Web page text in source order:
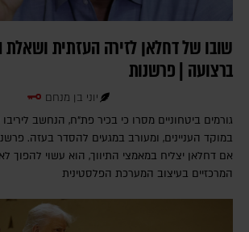
שובו של דחלאן לזירה העזתית
ברצועה | פרשנות
יוני בן מנחם
גורמים ביטחוניים מסרו כי בכיר פת"ח, הנחשב
במוקד העניינים, ומעורב במגעים להסדר בעזה.
אם דחלאן יצליח במאמצי התיווך, הוא עשוי להפוך
המרכזיים בעיצוב המערכת הפלסטינית